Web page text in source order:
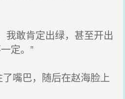
我敢肯定出绿，甚至开出
定。”
嘴巴，随后在赵海脸上